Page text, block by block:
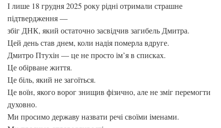
І лише 18 грудня 2025 року рідні отримали страшне
підтвердження —
збіг ДНК, який остаточно засвідчив загибель Дмитра.
Цей день став днем, коли надія померла вдруге.
Дмитро Птухін — це не просто ім’я в списках.
Це обірване життя.
Це біль, який не загоїться.
Це воїн, якого ворог знищив фізично, але не зміг перемогти
духовно.
Ми просимо державу назвати речі своїми іменами.